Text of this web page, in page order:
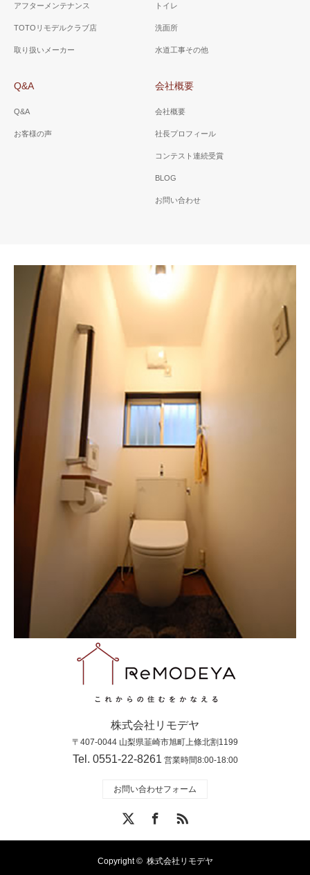
アフターメンテナンス
TOTOリモデルクラブ店
取り扱いメーカー
トイレ
洗面所
水道工事その他
Q&A
Q&A
お客様の声
会社概要
会社概要
社長プロフィール
コンテスト連続受賞
BLOG
お問い合わせ
株式会社リモデヤ
〒407-0044 山梨県韮崎市旭町上條北割1199
Tel. 0551-22-8261 営業時間8:00-18:00
お問い合わせフォーム
RSS
Copyright © 株式会社リモデヤ